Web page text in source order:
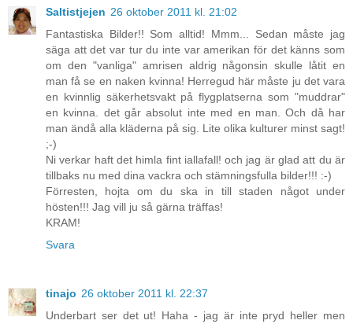
Saltistjejen 26 oktober 2011 kl. 21:02
Fantastiska Bilder!! Som alltid! Mmm... Sedan måste jag
säga att det var tur du inte var amerikan för det känns som
om den "vanliga" amrisen aldrig någonsin skulle låtit en
man få se en naken kvinna! Herregud här måste ju det vara
en kvinnlig säkerhetsvakt på flygplatserna som "muddrar"
en kvinna. det går absolut inte med en man. Och då har
man ändå alla kläderna på sig. Lite olika kulturer minst sagt!
;-)
Ni verkar haft det himla fint iallafall! och jag är glad att du är
tillbaks nu med dina vackra och stämningsfulla bilder!!! :-)
Förresten, hojta om du ska in till staden något under
hösten!!! Jag vill ju så gärna träffas!
KRAM!
Svara
tinajo 26 oktober 2011 kl. 22:37
Underbart ser det ut! Haha - jag är inte pryd heller men